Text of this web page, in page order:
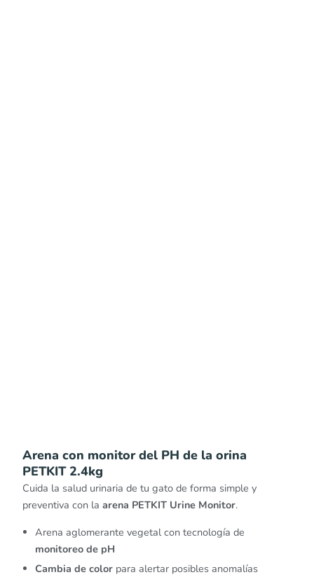
Arena con monitor del PH de la orina
PETKIT 2.4kg
Cuida la salud urinaria de tu gato de forma simple y
preventiva con la arena PETKIT Urine Monitor.
Arena aglomerante vegetal con tecnología de
monitoreo de pH
Cambia de color para alertar posibles anomalías